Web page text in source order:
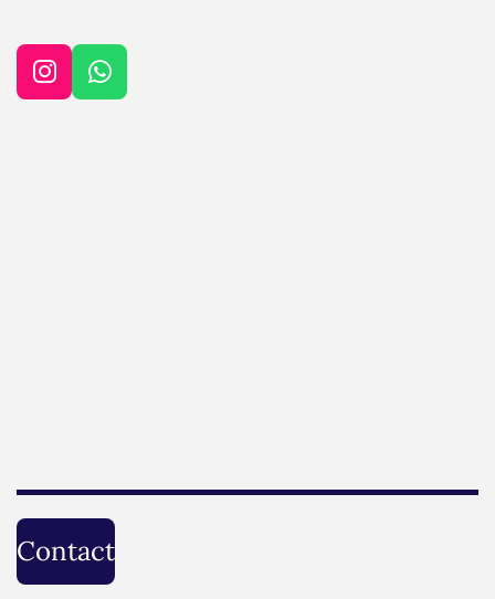
I
W
Contact